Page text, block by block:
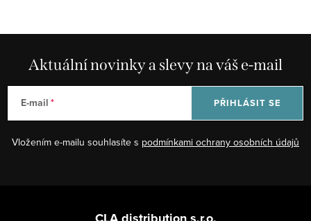
Aktuální novinky a slevy na váš e-mail
E-mail
Vložením e-mailu souhlasíte s podmínkami ochrany osobních údajů
PŘIHLÁSIT SE